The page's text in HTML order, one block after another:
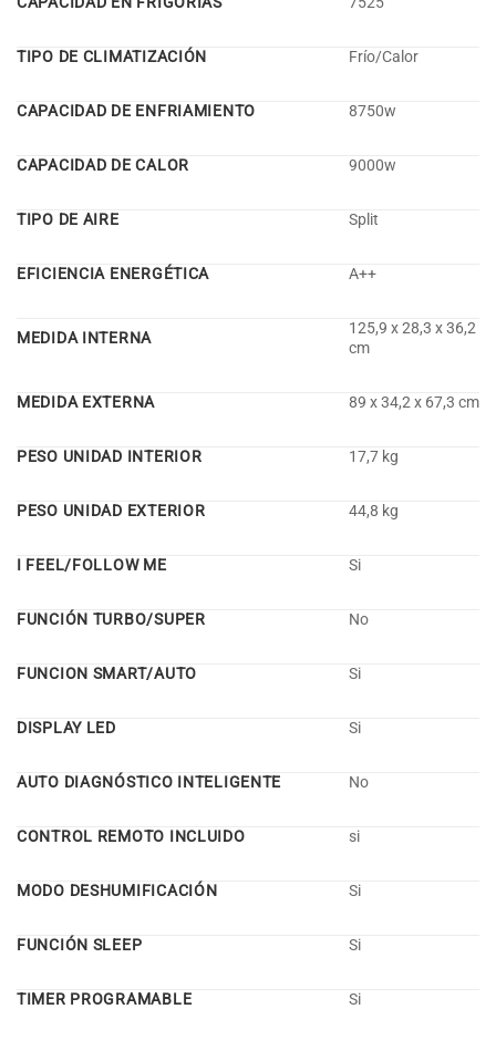
TIPO DE CLIMATIZACIÓN Frío/Calor
CAPACIDAD DE ENFRIAMIENTO 8750w
CAPACIDAD DE CALOR 9000w
TIPO DE AIRE Split
EFICIENCIA ENERGÉTICA A++
MEDIDA INTERNA
125,9 x 28,3 x 36,2
cm
MEDIDA EXTERNA 89 x 34,2 x 67,3 cm
PESO UNIDAD INTERIOR 17,7 kg
PESO UNIDAD EXTERIOR 44,8 kg
I FEEL/FOLLOW ME Si
FUNCIÓN TURBO/SUPER No
FUNCION SMART/AUTO Si
DISPLAY LED Si
AUTO DIAGNÓSTICO INTELIGENTE No
CONTROL REMOTO INCLUIDO si
MODO DESHUMIFICACIÓN Si
FUNCIÓN SLEEP Si
TIMER PROGRAMABLE Si